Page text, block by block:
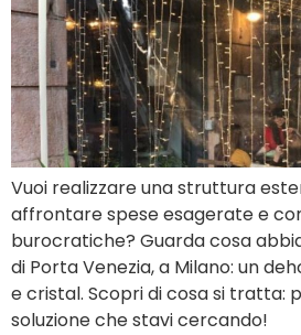
Vuoi realizzare una struttura
affrontare spese esagerate e
burocratiche? Guarda cosa
di Porta Venezia, a Milano: un
e cristal. Scopri di cosa si tratta:
soluzione che stavi cercando!